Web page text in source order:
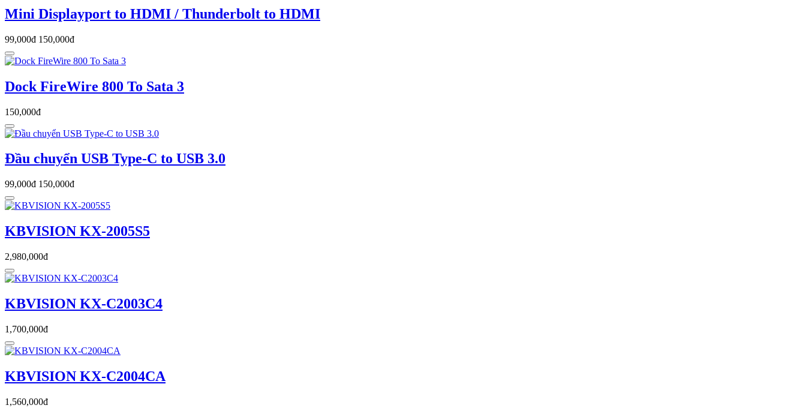
Mini Displayport to HDMI / Thunderbolt to HDMI
99,000đ 150,000đ
Dock FireWire 800 To Sata 3
150,000đ
Đầu chuyển USB Type-C to USB 3.0
99,000đ 150,000đ
KBVISION KX-2005S5
2,980,000đ
KBVISION KX-C2003C4
1,700,000đ
KBVISION KX-C2004CA
1,560,000đ